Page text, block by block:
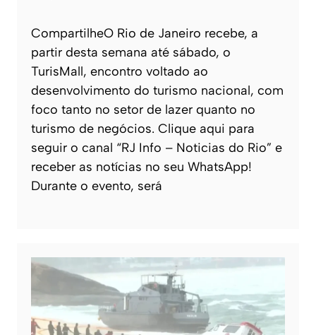
CompartilheO Rio de Janeiro recebe, a
partir desta semana até sábado, o
TurisMall, encontro voltado ao
desenvolvimento do turismo nacional, com
foco tanto no setor de lazer quanto no
turismo de negócios. Clique aqui para
seguir o canal “RJ Info – Noticias do Rio” e
receber as notícias no seu WhatsApp!
Durante o evento, será